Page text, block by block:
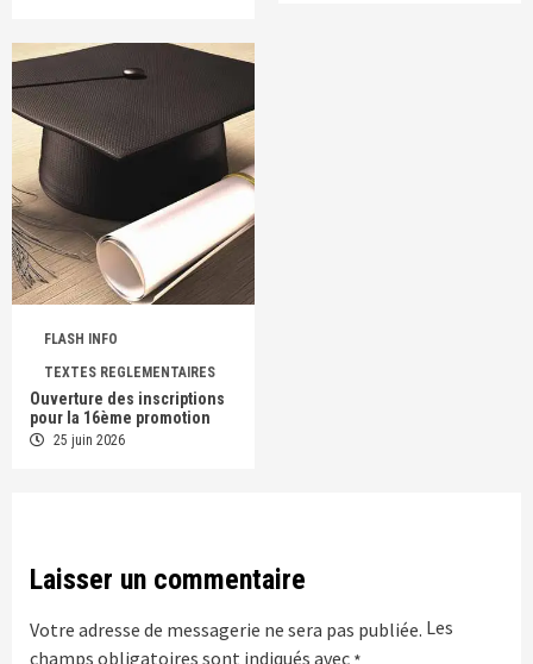
FLASH INFO
TEXTES REGLEMENTAIRES
Ouverture des inscriptions
pour la 16ème promotion
25 juin 2026
Laisser un commentaire
Votre adresse de messagerie ne sera pas publiée. Les
champs obligatoires sont indiqués avec